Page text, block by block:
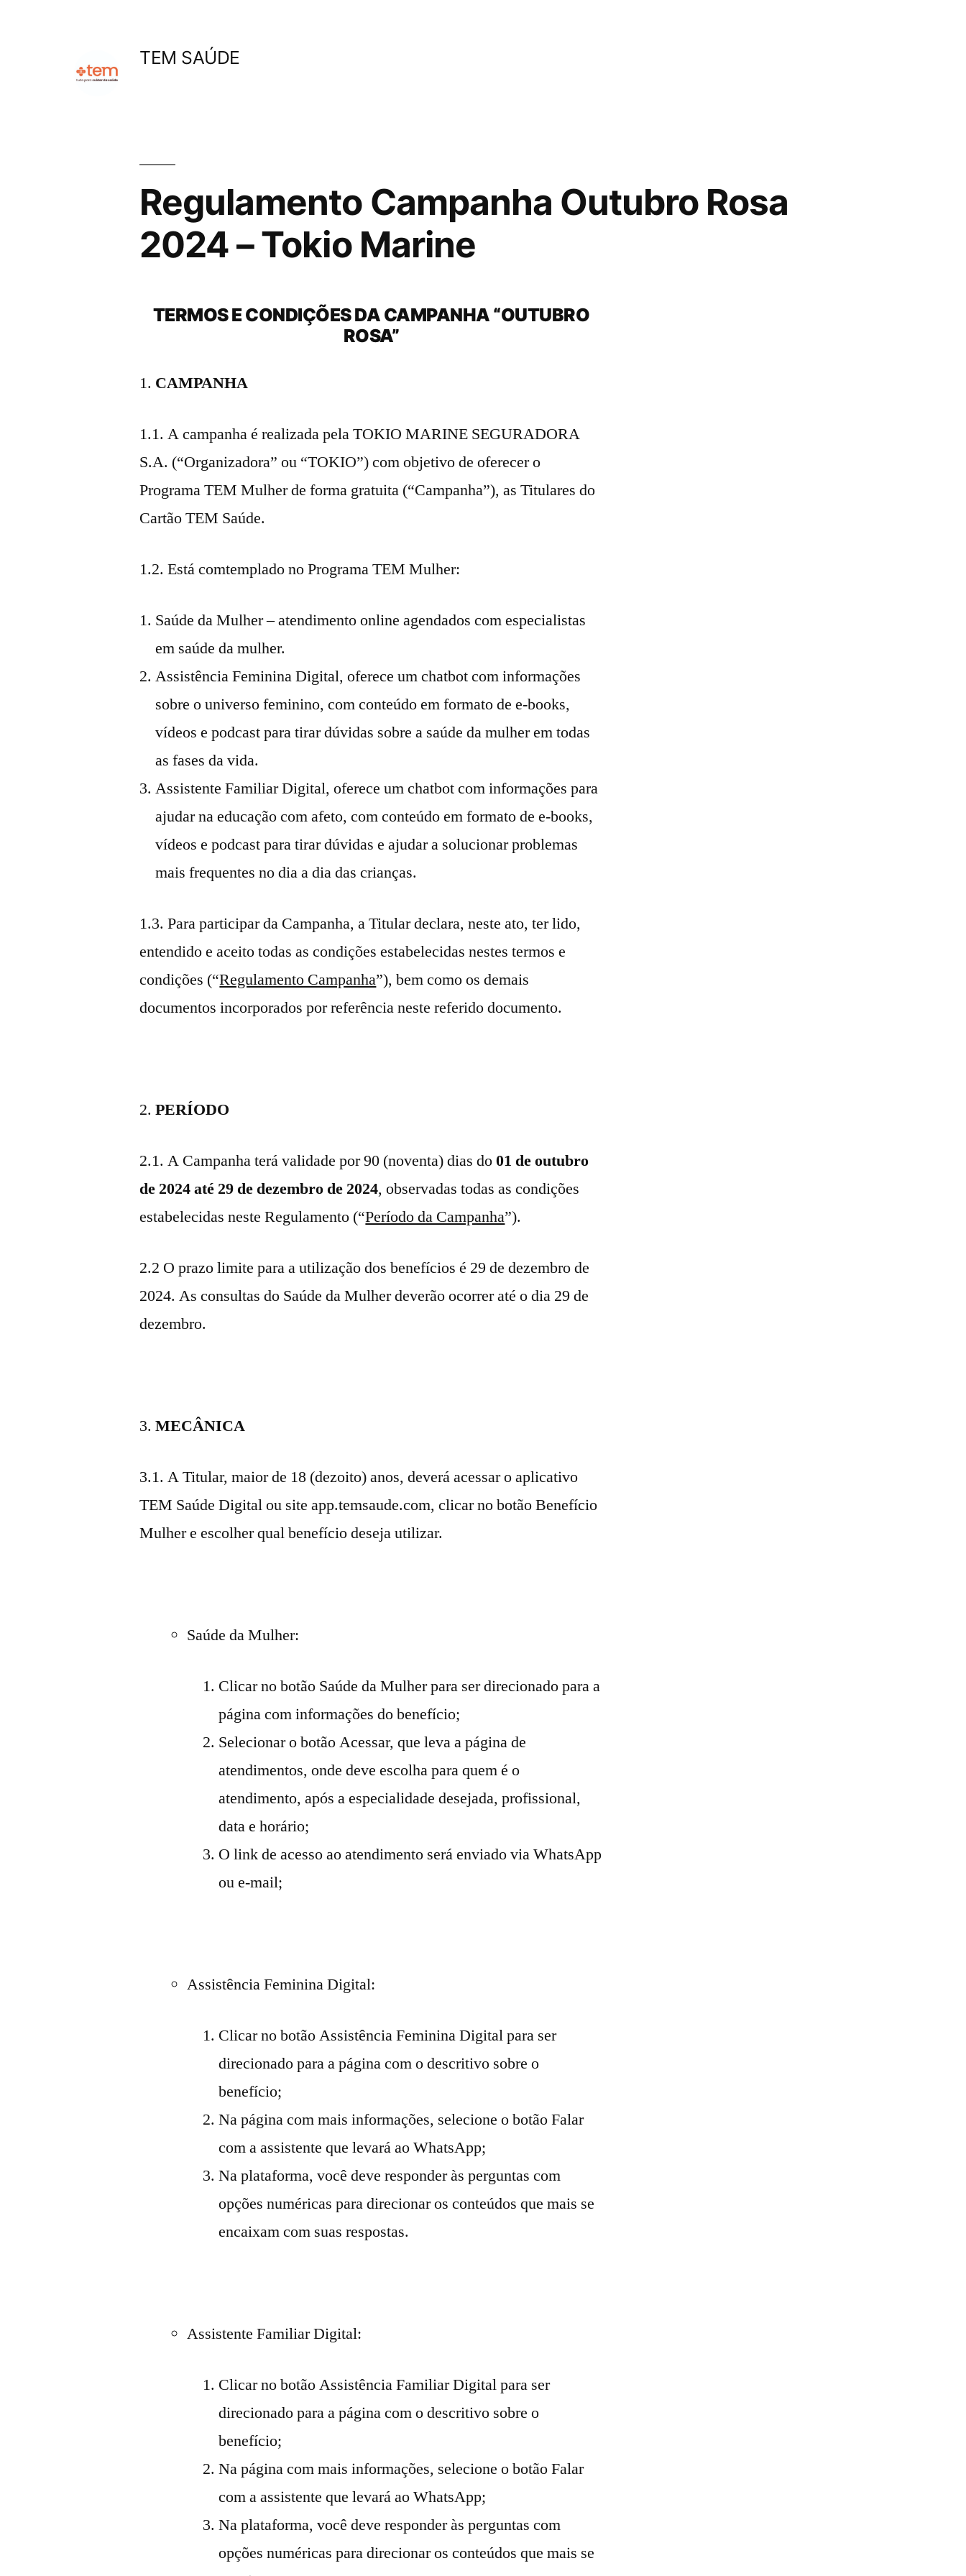
TEM SAÚDE
Regulamento Campanha Outubro Rosa
2024 – Tokio Marine
TERMOS E CONDIÇÕES DA CAMPANHA “OUTUBRO
ROSA”
CAMPANHA
1.1. A campanha é realizada pela TOKIO MARINE SEGURADORA
S.A. (“Organizadora” ou “TOKIO”) com objetivo de oferecer o
Programa TEM Mulher de forma gratuita (“Campanha”), as Titulares do
Cartão TEM Saúde.
1.2. Está comtemplado no Programa TEM Mulher:
Saúde da Mulher – atendimento online agendados com especialistas
em saúde da mulher.
Assistência Feminina Digital, oferece um chatbot com informações
sobre o universo feminino, com conteúdo em formato de e-books,
vídeos e podcast para tirar dúvidas sobre a saúde da mulher em todas
as fases da vida.
Assistente Familiar Digital, oferece um chatbot com informações para
ajudar na educação com afeto, com conteúdo em formato de e-books,
vídeos e podcast para tirar dúvidas e ajudar a solucionar problemas
mais frequentes no dia a dia das crianças.
1.3. Para participar da Campanha, a Titular declara, neste ato, ter lido,
entendido e aceito todas as condições estabelecidas nestes termos e
condições (“Regulamento Campanha”), bem como os demais
documentos incorporados por referência neste referido documento.
PERÍODO
2.1. A Campanha terá validade por 90 (noventa) dias do01 de outubro
de 2024 até 29 de dezembro de 2024, observadas todas as condições
estabelecidas neste Regulamento (“Período da Campanha”).
2.2 O prazo limite para a utilização dos benefícios é 29 de dezembro de
2024. As consultas do Saúde da Mulher deverão ocorrer até o dia 29 de
dezembro.
MECÂNICA
3.1. A Titular, maior de 18 (dezoito) anos, deverá acessar o aplicativo
TEM Saúde Digital ou site app.temsaude.com, clicar no botão Benefício
Mulher e escolher qual benefício deseja utilizar.
Saúde da Mulher:
Clicar no botão Saúde da Mulher para ser direcionado para a
página com informações do benefício;
Selecionar o botão Acessar, que leva a página de
atendimentos, onde deve escolha para quem é o
atendimento, após a especialidade desejada, profissional,
data e horário;
O link de acesso ao atendimento será enviado via WhatsApp
ou e-mail;
Assistência Feminina Digital:
Clicar no botão Assistência Feminina Digital para ser
direcionado para a página com o descritivo sobre o
benefício;
Na página com mais informações, selecione o botão Falar
com a assistente que levará ao WhatsApp;
Na plataforma, você deve responder às perguntas com
opções numéricas para direcionar os conteúdos que mais se
encaixam com suas respostas.
Assistente Familiar Digital:
Clicar no botão Assistência Familiar Digital para ser
direcionado para a página com o descritivo sobre o
benefício;
Na página com mais informações, selecione o botão Falar
com a assistente que levará ao WhatsApp;
Na plataforma, você deve responder às perguntas com
opções numéricas para direcionar os conteúdos que mais se